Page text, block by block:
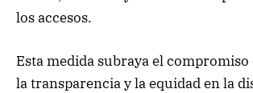
los accesos.
Esta medida subraya el compromiso
la transparencia y la equidad en la